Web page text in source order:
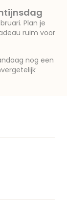
Plan je
ruim voor
nog een